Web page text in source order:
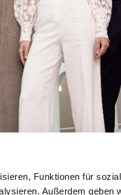
Funktionen für
Außerdem geben
Customer service
Newsletter
Dealer Login